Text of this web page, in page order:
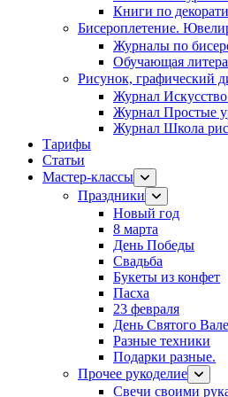
Книги по
Бисероплетение.
Журналы по
Обучающая
Рисунок, графический
Журнал
Журнал Простые
Журнал Школа
Тарифы
Статьи
Мастер-классы
Праздники
Новый год
8 марта
День Победы
Свадьба
Букеты из конфет
Пасха
23 февраля
День Святого
Разные техники
Подарки разные.
Прочее рукоделие
Свечи своими